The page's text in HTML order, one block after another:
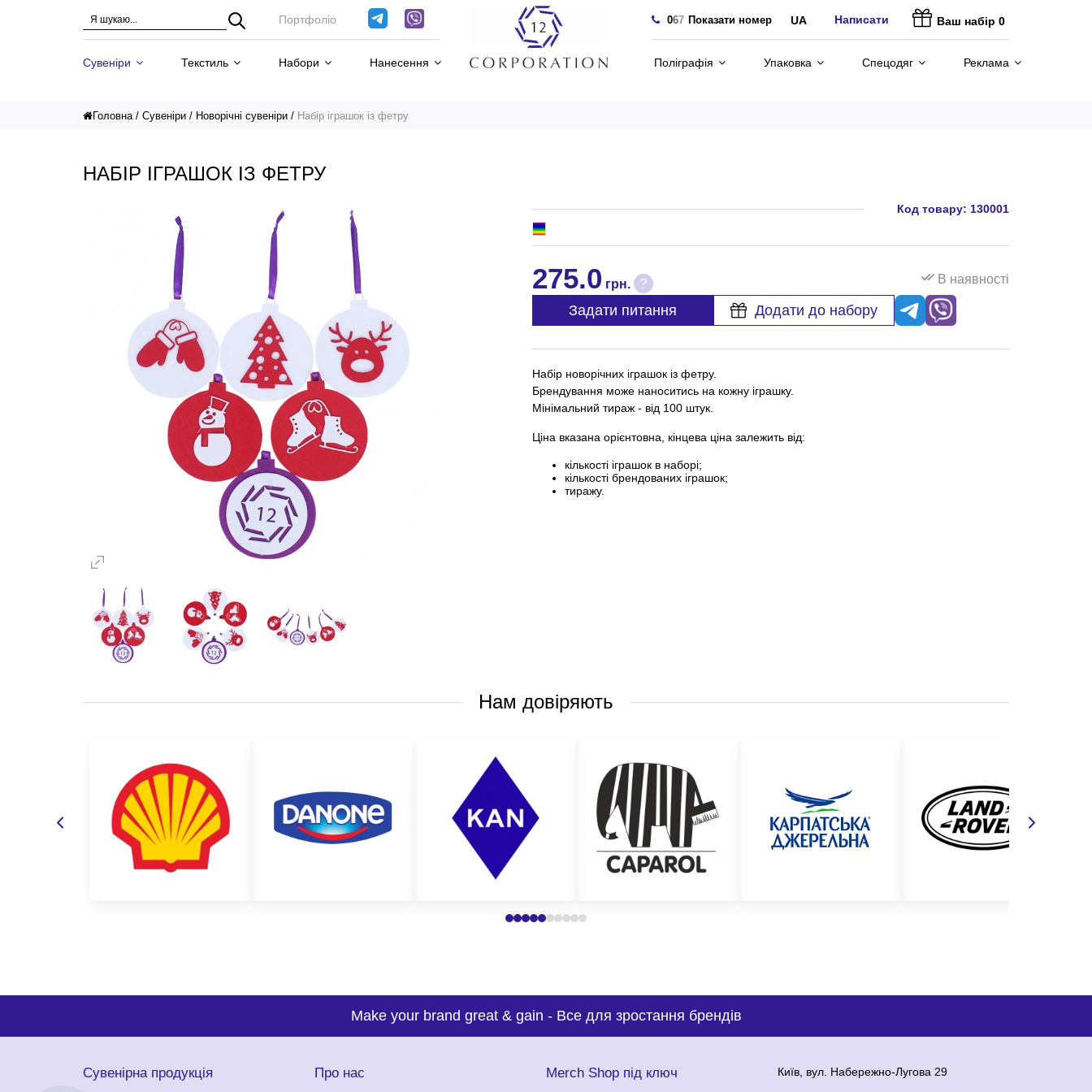
Портфоліо 067 Показати номер UA Написати Ваш набір 0
Сувеніри Текстиль Набори Нанесення Поліграфія Упаковка Спецодяг Реклама
Головна Сувеніри Новорічні сувеніри Набір іграшок із фетру
НАБІР ІГРАШОК ІЗ ФЕТРУ
Код товару: 130001
275.0 грн. ? В наявності
Задати питання Додати до набору
Набір новорічних іграшок із фетру.
Брендування може наноситись на кожну іграшку.
Мінімальний тираж - від 100 штук.
Ціна вказана орієнтовна, кінцева ціна залежить від:
кількості іграшок в наборі;
кількості брендованих іграшок;
тиражу.
Нам довіряють
Make your brand great & gain -Все для зростання брендів
Сувенірна продукція Про нас Merch Shop під ключ
Київ, вул. Набережно-Лугова 29